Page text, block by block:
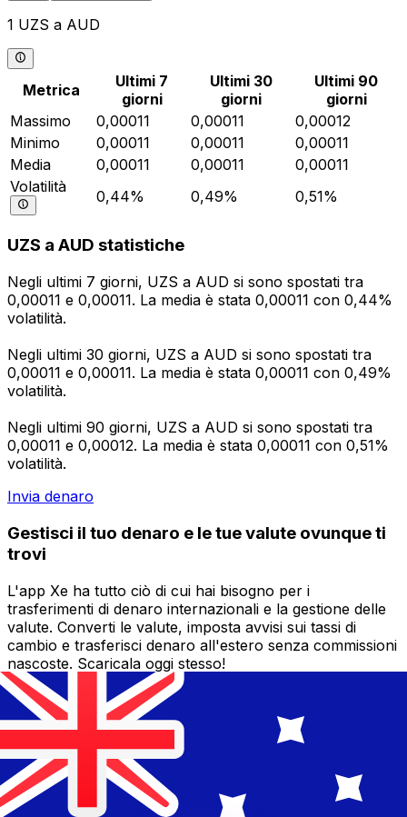
1 UZS a AUD
Metrica
Ultimi 7
giorni
Ultimi 30
giorni
Ultimi 90
giorni
Massimo
0,00011 0,00011
0,00012
Minimo
0,00011 0,00011
0,00011
Media
0,00011 0,00011
0,00011
Volatilità
0,44% 0,49% 0,51%
UZS a AUD statistiche
Negli ultimi 7 giorni, UZS a AUD si sono spostati tra
0,00011 e 0,00011. La media è stata 0,00011 con 0,44%
volatilità.
Negli ultimi 30 giorni, UZS a AUD si sono spostati tra
0,00011 e 0,00011. La media è stata 0,00011 con 0,49%
volatilità.
Negli ultimi 90 giorni, UZS a AUD si sono spostati tra
0,00011 e 0,00012. La media è stata 0,00011 con 0,51%
volatilità.
Invia denaro
Gestisci il tuo denaro e le tue valute ovunque ti
trovi
L'app Xe ha tutto ciò di cui hai bisogno per i
trasferimenti di denaro internazionali e la gestione delle
valute. Converti le valute, imposta avvisi sui tassi di
cambio e trasferisci denaro all'estero senza commissioni
nascoste. Scaricala oggi stesso!